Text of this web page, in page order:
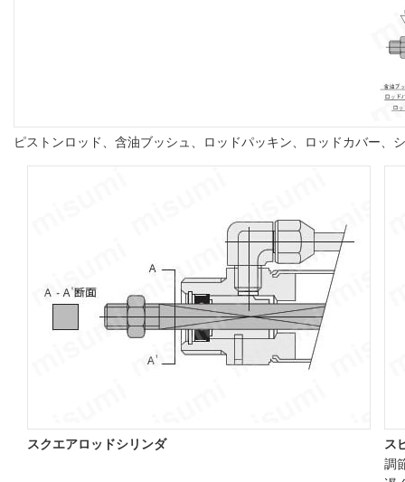
ピストンロッド、含油ブッシュ、ロッドパッキン、ロッドカバー
スクエアロッドシリンダ
ス
調